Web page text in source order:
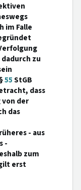
im Falle
zu
55StGB
dass
von der
das
- aus
-
zum
erst